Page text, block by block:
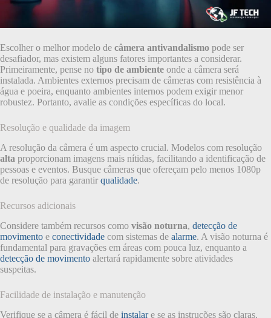
Escolher o melhor modelo de câmera antivandalismo pode ser
desafiador, mas existem alguns fatores importantes a considerar.
Primeiramente, pense no tipo de ambiente onde a câmera será
instalada. Ambientes externos precisam de câmeras com resistência à
água e poeira, enquanto ambientes internos podem exigir menor
robustez. Portanto, avalie as condições específicas do local.
Resolução e qualidade da imagem
A resolução da câmera é um aspecto crucial. Modelos com resolução
alta proporcionam imagens mais nítidas, facilitando a identificação de
pessoas e eventos. Busque câmeras que ofereçam pelo menos 1080p
de resolução para garantir qualidade.
Recursos adicionais
Considere também recursos como visão noturna, detecção de
movimento e conectividade com sistemas de alarme. A visão noturna é
fundamental para gravações em áreas com pouca luz, enquanto a
detecção de movimento alertará rapidamente sobre atividades
suspeitas.
Facilidade de instalação e manutenção
Verifique se a câmera é fácil de instalare se as instruções são claras.